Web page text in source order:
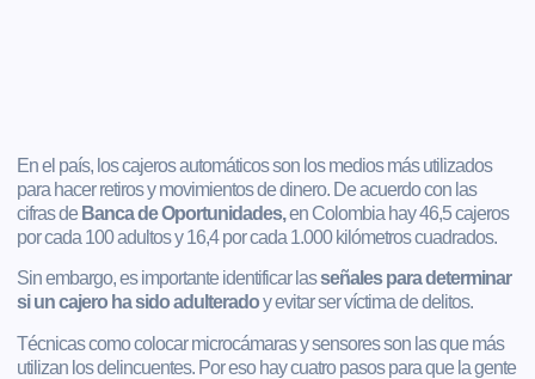
En el país, los cajeros automáticos son los medios más utilizados
para hacer retiros y movimientos de dinero. De acuerdo con las
cifras de Banca de Oportunidades,en Colombia hay 46,5 cajeros
por cada 100 adultos y 16,4 por cada 1.000 kilómetros cuadrados.
Sin embargo, es importante identificar lasseñales para determinar
si un cajero ha sido adulteradoy evitar ser víctima de delitos.
Técnicas como colocar microcámaras y sensores son las que más
utilizan los delincuentes. Por eso hay cuatro pasos para que la gente